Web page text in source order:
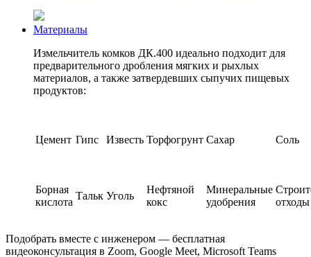
Материалы
Измельчитель комков ДК.400 идеально подходит для
предварительного дробления мягких и рыхлых
материалов, а также затвердевших сыпучих пищевых
продуктов:
Цемент Гипс Известь Торфогрунт Сахар Соль
Борная
кислота
Тальк Уголь
Нефтяной
кокс
Минеральные
удобрения
отходы
Подобрать вместе с инженером — бесплатная
видеоконсультация в Zoom, Google Meet, Microsoft Teams